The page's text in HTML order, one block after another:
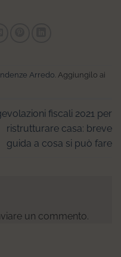
Arredo. Aggiungilo ai
fiscali 2021 per
ristrutturare casa: breve
guida a cosa si può fare
un commento.